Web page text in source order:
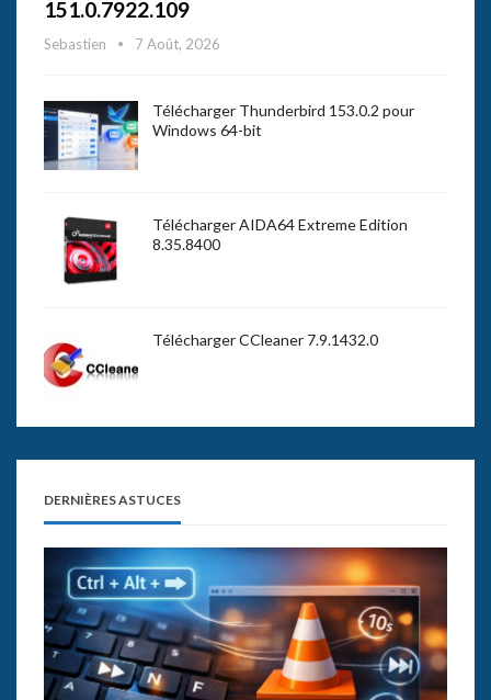
151.0.7922.109
Sebastien 7 Août, 2026
Télécharger Thunderbird 153.0.2 pour
Windows 64-bit
Télécharger AIDA64 Extreme Edition
8.35.8400
Télécharger CCleaner 7.9.1432.0
DERNIÈRES ASTUCES